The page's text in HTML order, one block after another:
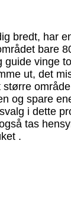
bredt, har
bare
vinge
ut, det
og spare
i dette
tas
.